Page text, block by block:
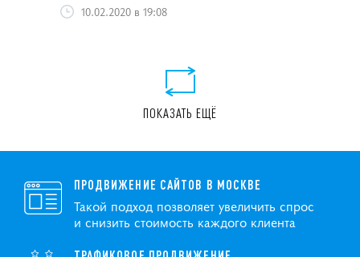
10.02.2020 в 19:08
ПОКАЗАТЬ ЕЩЁ
ПРОДВИЖЕНИЕ САЙТОВ В МОСКВЕ
Такой подход позволяет увеличить спрос
и снизить стоимость каждого клиента